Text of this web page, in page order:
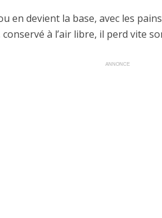
en devient la base, avec les
à l’air libre, il perd vite
ANNONCE